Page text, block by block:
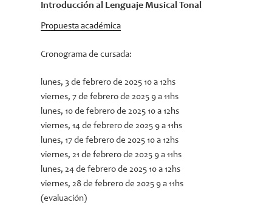
Introducción al Lenguaje Musical Tonal
Propuesta académica
Cronograma de cursada:
lunes, 3 de febrero de 2025 10 a 12hs
viernes, 7 de febrero de 2025 9 a 11hs
lunes, 10 de febrero de 2025 10 a 12hs
viernes, 14 de febrero de 2025 9 a 11hs
lunes, 17 de febrero de 2025 10 a 12hs
viernes, 21 de febrero de 2025 9 a 11hs
lunes, 24 de febrero de 2025 10 a 12hs
viernes, 28 de febrero de 2025 9 a 11hs
(evaluación)